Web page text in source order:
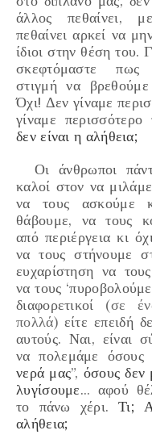
άλλος πεθαίνει,
πεθαίνει αρκεί να
ίδιοι στην θέση του.
σκεφτόμαστε πως
στιγμή να
Όχι! Δεν γίναμε
γίναμε περισσότερο
δεν είναι η αλήθεια;
Οι άνθρωποι
καλοί στον να
να τους ασκούμε
θάβουμε, να τους
από περιέργεια κι
να τους στήνουμε
ευχαρίστηση να
να τους ‘πυροβολούμε
διαφορετικοί (σε
πολλά)είτε επειδή
αυτούς. Ναι, είναι
να πολεμάμε όσους
νερά μας”, όσους δεν
λυγίσουμε… αφού
το πάνω χέρι.Τι;
αλήθεια;